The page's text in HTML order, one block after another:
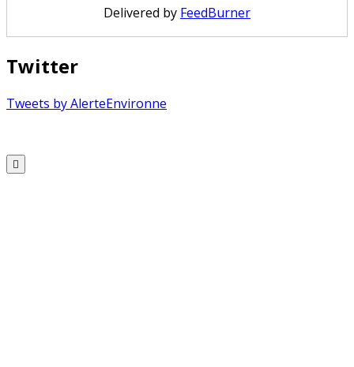
Delivered by FeedBurner
Twitter
Tweets by AlerteEnvironne
to